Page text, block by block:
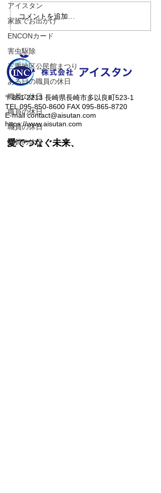
アイスタン
家族でお出かけ
ENCONカード
害虫駆除
三重地区公民館まつり
ある日の職員の休日
職員の休日
職員の休日
職員の休日
職員の休日
🌊ハガネの肉体を持つ職
員、岩瀬道へ！
コメントを追加…
​〒851-2213 長崎県長崎市多以良町523-1
TEL095-850-8600 FAX 095-865-8720
E-mailcontact@aisutan.com
https://www.aisutan.com
愛でつなぐ未来、